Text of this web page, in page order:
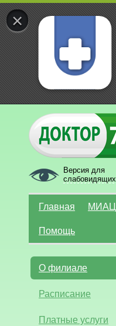
×
Версия для
слабовидящих
Главная МИАЦ
Помощь
О филиале
Расписание
Платные услуги